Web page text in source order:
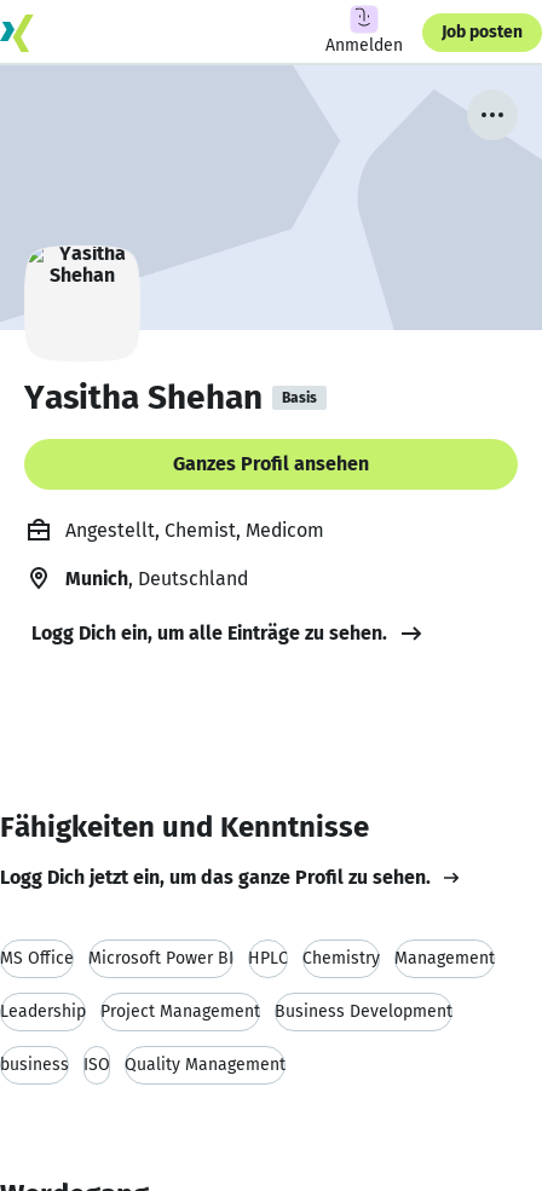
Anmelden
Job posten
Yasitha Shehan Basis
Ganzes Profil ansehen
Angestellt, Chemist, Medicom
Munich, Deutschland
Logg Dich ein, um alle Einträge zu sehen.
Fähigkeiten und Kenntnisse
Logg Dich jetzt ein, um das ganze Profil zu sehen.
MS Office Microsoft Power BI HPLC Chemistry Management
Leadership Project Management Business Development
business ISO Quality Management